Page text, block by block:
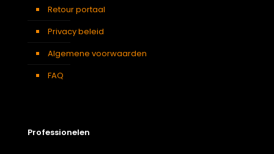
Retour portaal
Privacy beleid
Algemene voorwaarden
FAQ
Professionelen